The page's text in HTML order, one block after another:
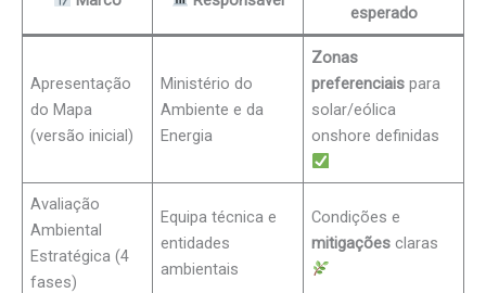
esperado
Apresentação
do Mapa
(versão inicial)
Ministério do
Ambiente e da
Energia
Zonas
preferenciais para
solar/eólica
onshore definidas
Avaliação
Ambiental
Estratégica (4
fases)
Equipa técnica e
entidades
ambientais
Condições e
mitigações claras